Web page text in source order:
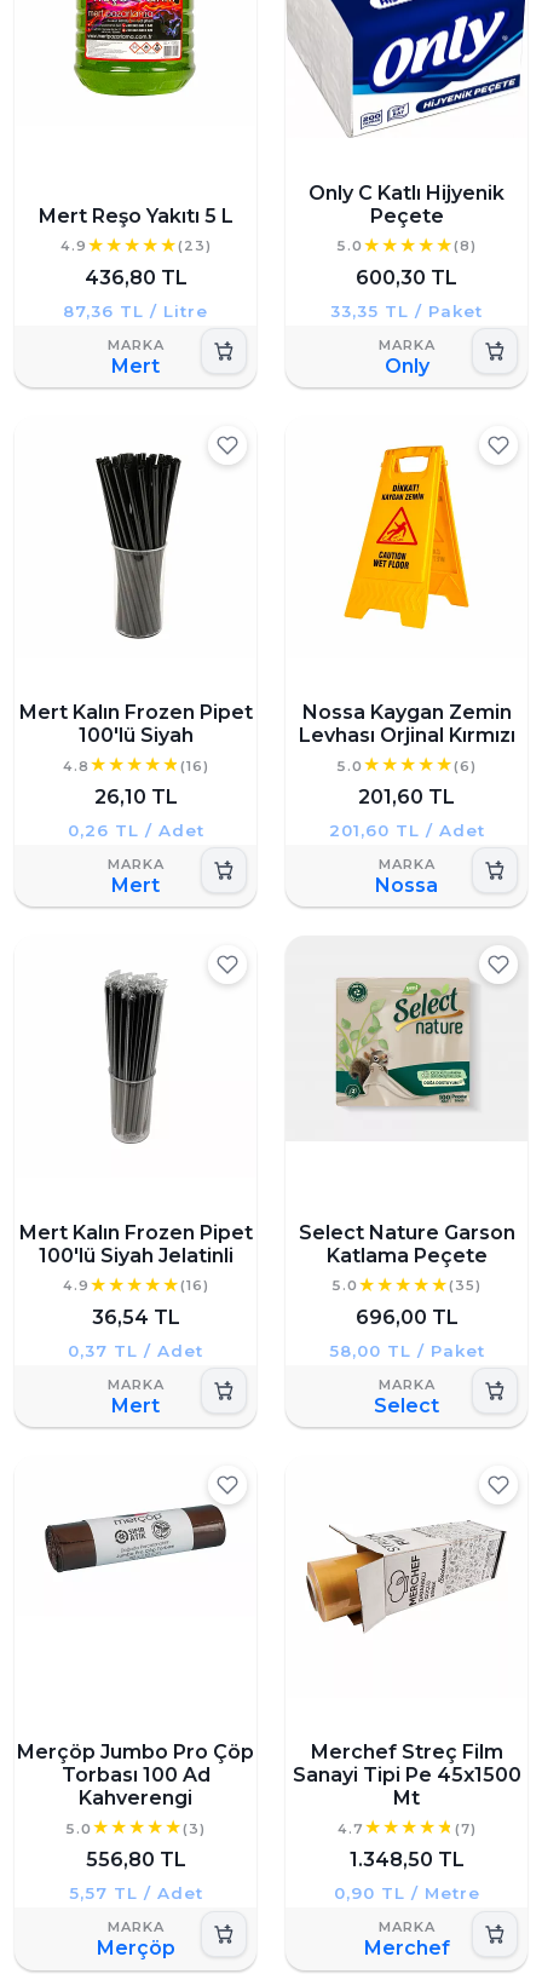
Mert Reşo Yakıtı 5 L
4.9 (23)
436,80 TL
87,36 TL / Litre
Mert
Only C Katlı Hijyenik
Peçete
5.0 (8)
600,30 TL
33,35 TL / Paket
Only
Mert Kalın Frozen Pipet
100'lü Siyah
4.8 (16)
26,10 TL
0,26 TL / Adet
Mert
Nossa Kaygan Zemin
Levhası Orjinal Kırmızı
5.0 (6)
201,60 TL
201,60 TL / Adet
Nossa
Mert Kalın Frozen Pipet
100'lü Siyah Jelatinli
4.9 (16)
36,54 TL
0,37 TL / Adet
Mert
Select Nature Garson
Katlama Peçete
5.0 (35)
696,00 TL
58,00 TL / Paket
Select
Merçöp Jumbo Pro Çöp
Torbası 100 Ad
Kahverengi
5.0 (3)
556,80 TL
5,57 TL / Adet
Merçöp
Merchef Streç Film
Sanayi Tipi Pe 45x1500
Mt
4.7 (7)
1.348,50 TL
0,90 TL / Metre
Merchef